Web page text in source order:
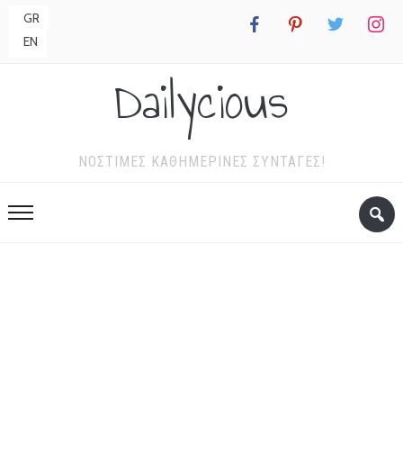
facebook pinterest twitter
GR
EN
Dailycious
ΝΌΣΤΙΜΕΣ ΚΑΘΗΜΕΡΙΝΈΣ ΣΥΝΤΑΓΈΣ!